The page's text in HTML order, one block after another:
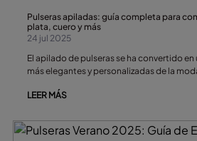
Pulseras apiladas: guía completa para
plata, cuero y más
24 jul 2025
El apilado de pulseras se ha convertido
más elegantes y personalizadas de la
un mismo brazo transforma cualquier look,
bolas delicada o una pulsera
apilar pulseras te ayudarán a crear un
LEER MÁS